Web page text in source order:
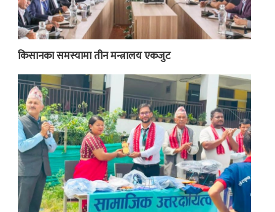
किसानका समस्यामा तीन मन्त्रालय एकजुट